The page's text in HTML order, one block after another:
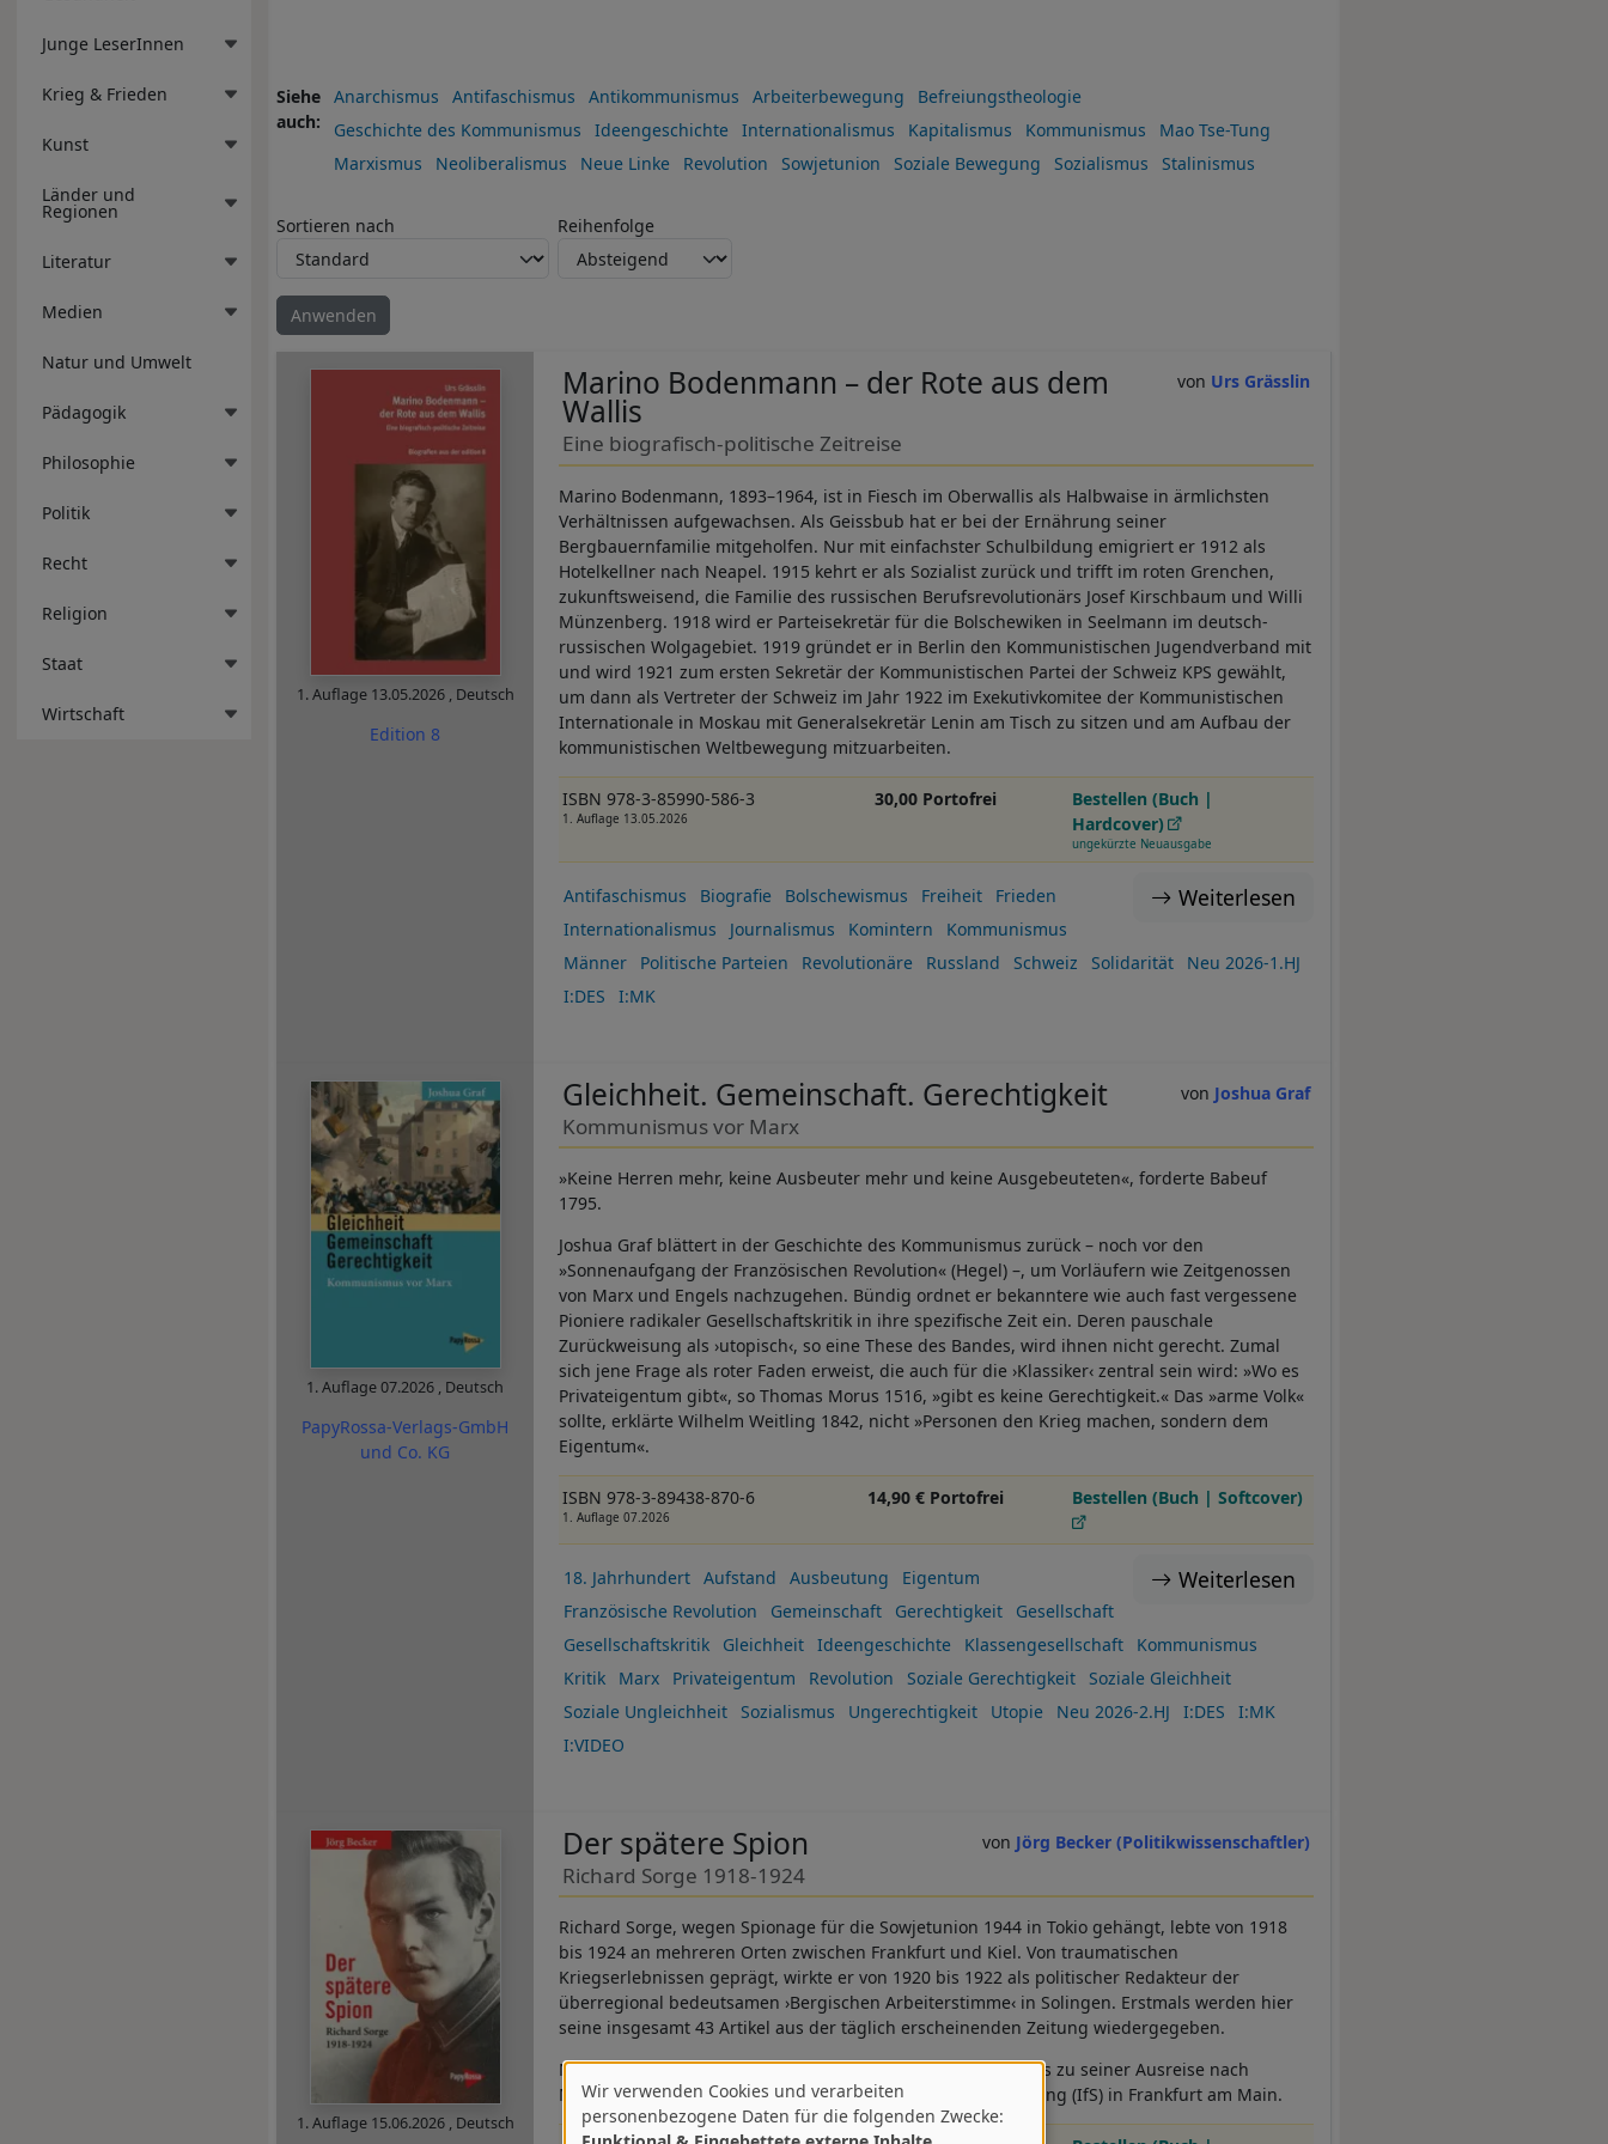
Junge LeserInnen
Krieg & Frieden
Kunst
Länder und
Regionen
Literatur
Medien
Natur und Umwelt
Pädagogik
Philosophie
Politik
Recht
Religion
Staat
Wirtschaft
Siehe
auch
Anarchismus Antifaschismus Antikommunismus Arbeiterbewegung
Befreiungstheologie
Geschichte des Kommunismus
Ideengeschichte Internationalismus Kapitalismus Kommunismus
Mao Tse-Tung
Marxismus
Neoliberalismus Neue Linke Revolution Sowjetunion Soziale Bewegung Sozialismus Stalinismus
Sortieren nach Reihenfolge
1. Auflage 13.05.2026 , Deutsch
Edition 8
Urs Grässlin
Marino Bodenmann – der Rote aus dem
Wallis
Eine biografisch-politische Zeitreise
Marino Bodenmann, 1893–1964, ist in Fiesch im Oberwallis als Halbwaise in ärmlichsten
Verhältnissen aufgewachsen. Als Geissbub hat er bei der Ernährung seiner
Bergbauernfamilie mitgeholfen. Nur mit einfachster Schulbildung emigriert er 1912 als
Hotelkellner nach Neapel. 1915 kehrt er als Sozialist zurück und trifft im roten Grenchen,
zukunftsweisend, die Familie des russischen Berufsrevolutionärs Josef Kirschbaum und Willi
Münzenberg. 1918 wird er Parteisekretär für die Bolschewiken in Seelmann im deutsch-
russischen Wolgagebiet. 1919 gründet er in Berlin den Kommunistischen Jugendverband mit
und wird 1921 zum ersten Sekretär der Kommunistischen Partei der Schweiz KPS gewählt,
um dann als Vertreter der Schweiz im Jahr 1922 im Exekutivkomitee der Kommunistischen
Internationale in Moskau mit Generalsekretär Lenin am Tisch zu sitzen und am Aufbau der
kommunistischen Weltbewegung mitzuarbeiten.
ISBN 978-3-85990-586-3
1. Auflage 13.05.2026
30,00 Portofrei
Bestellen (Buch |
Hardcover)
ungekürzte Neuausgabe
Weiterlesen
Antifaschismus Biografie Bolschewismus Freiheit
Frieden
Internationalismus
Journalismus Komintern
Kommunismus
Männer
Politische Parteien Revolutionäre Russland Schweiz Solidarität
Neu 2026-1.HJ
I:DES
I:MK
1. Auflage07.2026 , Deutsch
PapyRossa-Verlags-GmbH
und Co. KG
Joshua Graf
Gleichheit. Gemeinschaft. Gerechtigkeit
Kommunismus vor Marx
»Keine Herren mehr, keine Ausbeuter mehr und keine Ausgebeuteten«, forderte Babeuf
1795.
Joshua Graf blättert in der Geschichte des Kommunismus zurück – noch vor den
»Sonnenaufgang der Französischen Revolution« (Hegel) –, um Vorläufern wie Zeitgenossen
von Marx und Engels nachzugehen. Bündig ordnet er bekanntere wie auch fast vergessene
Pioniere radikaler Gesellschaftskritik in ihre spezifische Zeit ein. Deren pauschale
Zurückweisung als ›utopisch‹, so eine These des Bandes, wird ihnen nicht gerecht. Zumal
sich jene Frage als roter Faden erweist, die auch für die ›Klassiker‹ zentral sein wird: »Wo es
Privateigentum gibt«, so Thomas Morus 1516, »gibt es keine Gerechtigkeit.« Das »arme Volk«
sollte, erklärte Wilhelm Weitling 1842, nicht »Personen den Krieg machen, sondern dem
Eigentum«.
ISBN 978-3-89438-870-6
1. Auflage 07.2026
14,90 € Portofrei Bestellen (Buch | Softcover)
Weiterlesen
18. Jahrhundert Aufstand Ausbeutung
Eigentum
Französische Revolution
Gemeinschaft Gerechtigkeit
Gesellschaft
Gesellschaftskritik
Gleichheit Ideengeschichte Klassengesellschaft
Kommunismus
Kritik
Marx Privateigentum Revolution Soziale Gerechtigkeit
Soziale Gleichheit
Soziale Ungleichheit
Sozialismus Ungerechtigkeit Utopie Neu 2026-2.HJ I:DES
I:MK
I:VIDEO
1. Auflage 15.06.2026 , Deutsch
Jörg Becker (Politikwissenschaftler)
Der spätere Spion
Richard Sorge 1918-1924
Richard Sorge, wegen Spionage für die Sowjetunion 1944 in Tokio gehängt, lebte von 1918
bis 1924 an mehreren Orten zwischen Frankfurt und Kiel. Von traumatischen
Kriegserlebnissen geprägt, wirkte er von 1920 bis 1922 als politischer Redakteur der
überregional bedeutsamen ›Bergischen Arbeiterstimme‹ in Solingen. Erstmals werden hier
seine insgesamt 43 Artikel aus der täglich erscheinenden Zeitung wiedergegeben.
Nach seiner Tätigkeit im Bergischen Land arbeitete Sorge bis zu seiner Ausreise nach
Moskau 1924 am neu gegründeten Institut für Sozialforschung (IfS) in Frankfurt am Main.
Verwendung
Wir verwenden Cookies und verarbeiten
personenbezogene Daten für die folgenden Zwecke: